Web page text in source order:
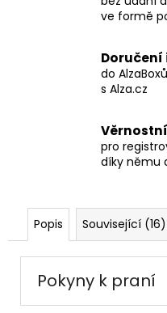
ve formě
Doručení
do
s Alza.cz
pro
díky němu
Popis Související (16)
Pokyny k praní